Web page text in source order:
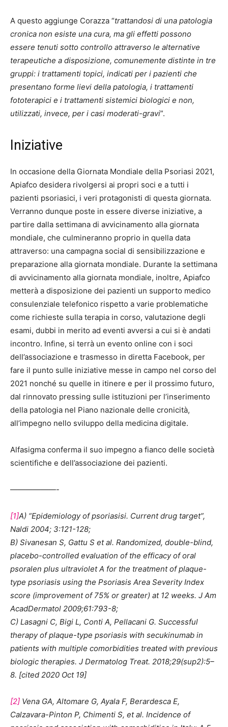
A questo aggiunge Corazza “trattandosi di una patologia
cronica non esiste una cura, ma gli effetti possono
essere tenuti sotto controllo attraverso le alternative
terapeutiche a disposizione, comunemente distinte in tre
gruppi: i trattamenti topici, indicati per i pazienti che
presentano forme lievi della patologia, i trattamenti
fototerapici e i trattamenti sistemici biologici e non,
utilizzati, invece, per i casi moderati-gravi”.
Iniziative
In occasione della Giornata Mondiale della Psoriasi 2021,
Apiafco desidera rivolgersi ai propri soci e a tutti i
pazienti psoriasici, i veri protagonisti di questa giornata.
Verranno dunque poste in essere diverse iniziative, a
partire dalla settimana di avvicinamento alla giornata
mondiale, che culmineranno proprio in quella data
attraverso: una campagna social di sensibilizzazione e
preparazione alla giornata mondiale. Durante la settimana
di avvicinamento alla giornata mondiale, inoltre, Apiafco
metterà a disposizione dei pazienti un supporto medico
consulenziale telefonico rispetto a varie problematiche
come richieste sulla terapia in corso, valutazione degli
esami, dubbi in merito ad eventi avversi a cui si è andati
incontro. Infine, si terrà un evento online con i soci
dell’associazione e trasmesso in diretta Facebook, per
fare il punto sulle iniziative messe in campo nel corso del
2021 nonché su quelle in itinere e per il prossimo futuro,
dal rinnovato pressing sulle istituzioni per l’inserimento
della patologia nel Piano nazionale delle cronicità,
all’impegno nello sviluppo della medicina digitale.
Alfasigma conferma il suo impegno a fianco delle società
scientifiche e dell’associazione dei pazienti.
——————-
[1]A) “Epidemiology of psoriasisi. Current drug target”,
Naldi 2004; 3:121-128;
B) Sivanesan S, Gattu S et al. Randomized, double-blind,
placebo-controlled evaluation of the efficacy of oral
psoralen plus ultraviolet A for the treatment of plaque-
type psoriasis using the Psoriasis Area Severity Index
score (improvement of 75% or greater) at 12 weeks. J Am
AcadDermatol 2009;61:793-8;
C) Lasagni C, Bigi L, Conti A, Pellacani G. Successful
therapy of plaque-type psoriasis with secukinumab in
patients with multiple comorbidities treated with previous
biologic therapies. J Dermatolog Treat. 2018;29(sup2):5–
8. [cited 2020 Oct 19]
[2] Vena GA, Altomare G, Ayala F, Berardesca E,
Calzavara-Pinton P, Chimenti S, et al. Incidence of